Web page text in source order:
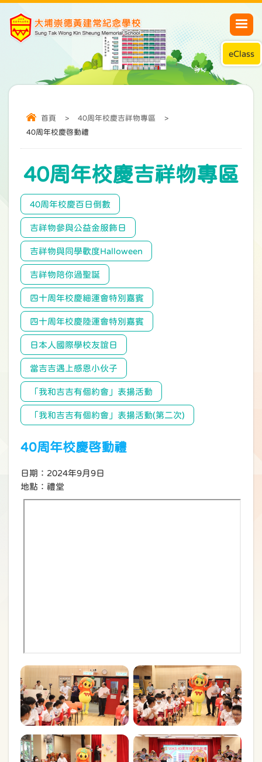
eClass
首頁 > 40周年校慶吉祥物專區
>
40周年校慶啓動禮
40周年校慶吉祥物專區
40周年校慶百日倒數
吉祥物參與公益金服飾日
吉祥物與同學歡度Halloween
吉祥物陪你過聖誕
四十周年校慶細運會特別嘉賓
四十周年校慶陸運會特別嘉賓
日本人國際學校友誼日
當吉吉遇上感恩小伙子
「我和吉吉有個約會」表揚活動
「我和吉吉有個約會」表揚活動(第二次)
40周年校慶啓動禮
日期：2024年9月9日
地點：禮堂